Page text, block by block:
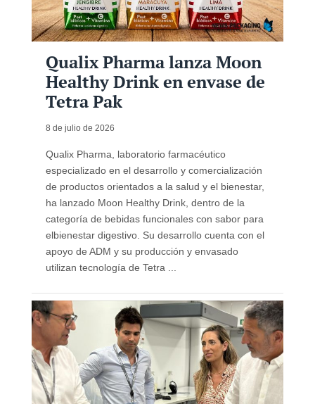
Qualix Pharma lanza Moon
Healthy Drink en envase de
Tetra Pak
8 de julio de 2026
Qualix Pharma, laboratorio farmacéutico
especializado en el desarrollo y comercialización
de productos orientados a la salud y el bienestar,
ha lanzado Moon Healthy Drink, dentro de la
categoría de bebidas funcionales con sabor para
elbienestar digestivo. Su desarrollo cuenta con el
apoyo de ADM y su producción y envasado
utilizan tecnología de Tetra ...